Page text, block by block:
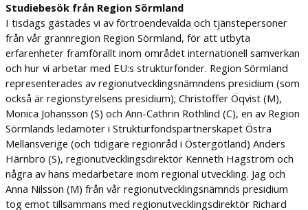
Studiebesök från Region Sörmland
I tisdags gästades vi av förtroendevalda och tjänstepersoner
från vår grannregion Region Sörmland, för att utbyta
erfarenheter framförallt inom området internationell samverkan
och hur vi arbetar med EU:s strukturfonder. Region Sörmland
representerades av regionutvecklingsnämndens presidium (som
också är regionstyrelsens presidium); Christoffer Öqvist (M),
Monica Johansson (S) och Ann-Cathrin Rothlind (C), en av Region
Sörmlands ledamöter i Strukturfondspartnerskapet Östra
Mellansverige (och tidigare regionråd i Östergötland) Anders
Härnbro (S), regionutvecklingsdirektör Kenneth Hagström och
några av hans medarbetare inom regional utveckling. Jag och
Anna Nilsson (M) från vår regionutvecklingsnämnds presidium
tog emot tillsammans med regionutvecklingsdirektör Richard